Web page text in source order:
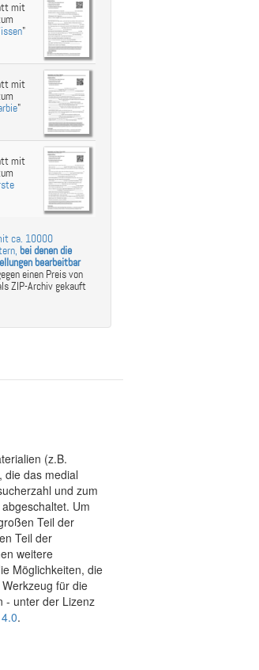
mit
"
mit
"
mit
ca. 10000
bei denen die
bearbeitbar
einen Preis von
ZIP-Archiv gekauft
(z.B.
die das medial
und zum
Um
Teil der
Teil der
weitere
Möglichkeiten, die
für die
- unter der Lizenz
.